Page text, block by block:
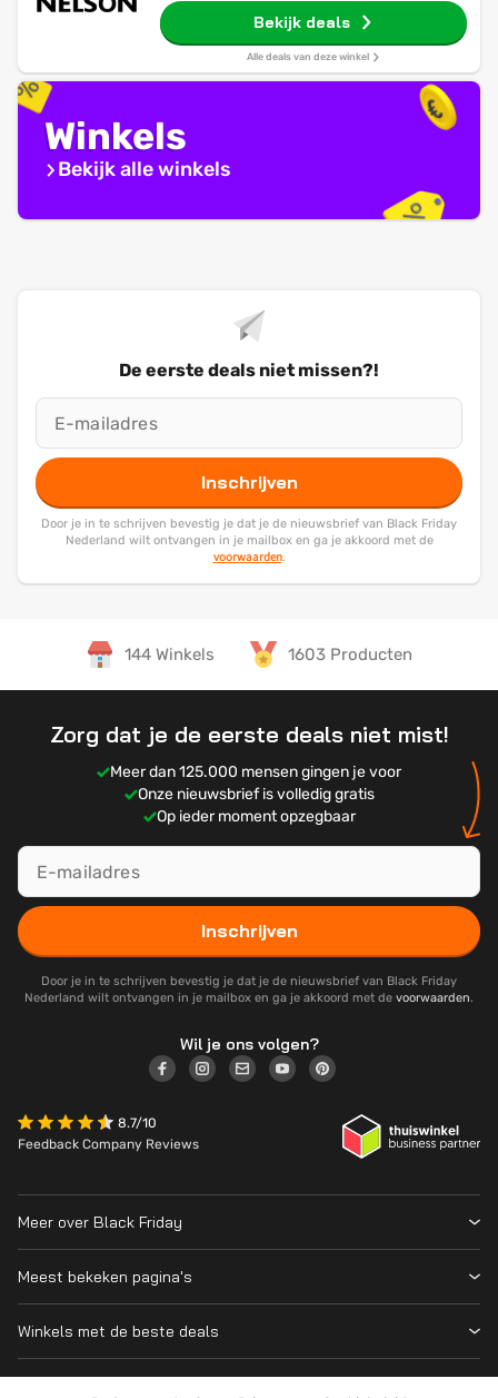
Bekijk deals
Alle deals van deze winkel
Winkels
Bekijk alle winkels
De eerste deals niet missen?!
Inschrijven
Door je in te schrijven bevestig je dat je de nieuwsbrief van Black Friday
Nederland wilt ontvangen in je mailbox en ga je akkoord met de
voorwaarden.
144 Winkels 1603 Producten
Zorg dat je de eerste deals niet mist!
Meer dan 125.000 mensen gingen je voor
Onze nieuwsbrief is volledig gratis
Op ieder moment opzegbaar
Inschrijven
Door je in te schrijven bevestig je dat je de nieuwsbrief van Black Friday
Nederland wilt ontvangen in je mailbox en ga je akkoord met de voorwaarden.
Wil je ons volgen?
8.7/10
Feedback Company Reviews
Meer over Black Friday
Wanneer is Black Friday?
Cyber Monday 2026
Over ons
Meest bekeken pagina's
Prijsvergelijker
Winkels met de beste deals